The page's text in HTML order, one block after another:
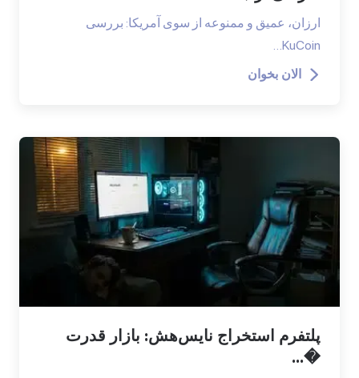
ارزان، عمیق و ممنوعه از سوی آمریکا: بررسی
KuCoin…
الان بخوان
پلتفرم استخراج نایس‌هش: بازار قدرت
�...